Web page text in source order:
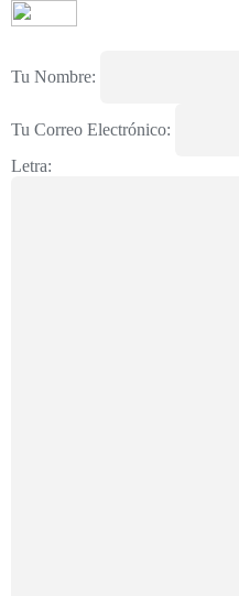
Tu Nombre:
Tu Correo Electrónico:
Letra: